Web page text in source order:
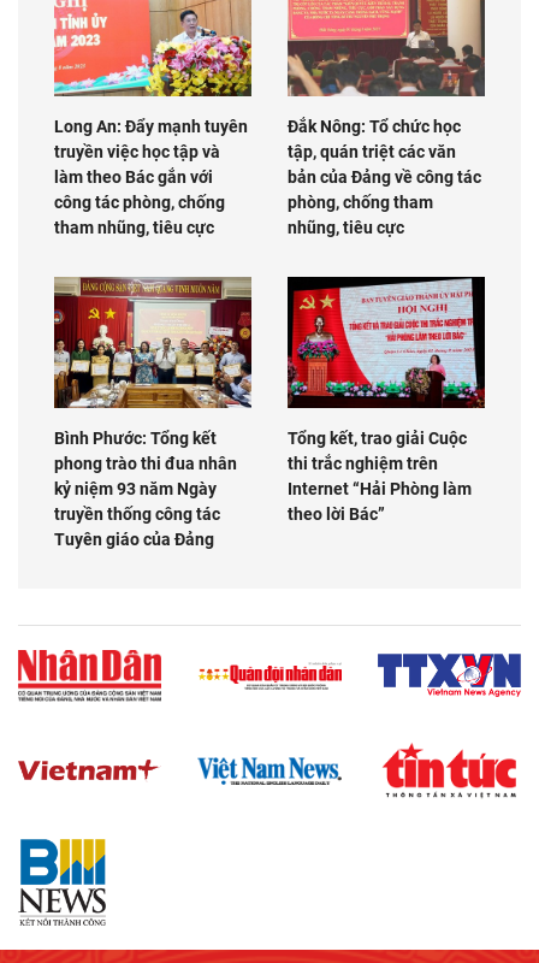
Long An: Đẩy mạnh tuyên
truyền việc học tập và
làm theo Bác gắn với
công tác phòng, chống
tham nhũng, tiêu cực
Đắk Nông: Tổ chức học
tập, quán triệt các văn
bản của Đảng về công tác
phòng, chống tham
nhũng, tiêu cực
Bình Phước: Tổng kết
phong trào thi đua nhân
kỷ niệm 93 năm Ngày
truyền thống công tác
Tuyên giáo của Đảng
Tổng kết, trao giải Cuộc
thi trắc nghiệm trên
Internet “Hải Phòng làm
theo lời Bác”